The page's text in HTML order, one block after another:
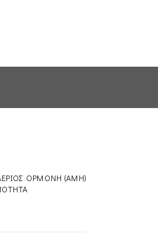
ΟΡΜΌΝΗ (ΑΜΗ)